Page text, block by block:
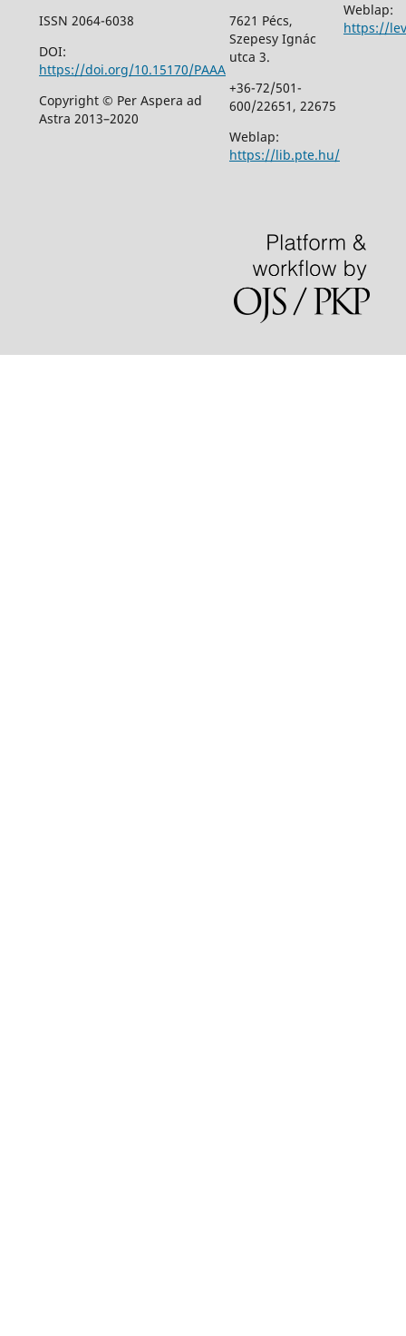
ISSN 2064-6038
DOI:
https://doi.org/10.15170/PAAA
Copyright © Per Aspera ad
Astra 2013–2020
7621 Pécs,
Szepesy Ignác
utca 3.
+36-72/501-
600/22651, 22675
Weblap:
https://lib.pte.hu/
Weblap:
https://